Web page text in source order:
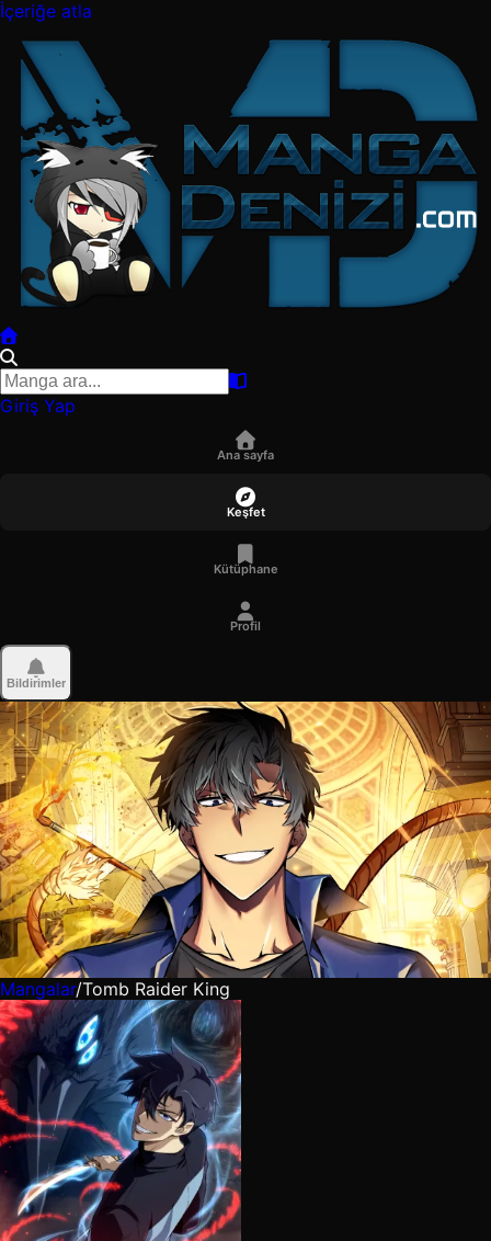
İçeriğe atla
Giriş Yap
Ana sayfa
Keşfet
Kütüphane
Profil
Bildirimler
Mangalar/Tomb Raider King